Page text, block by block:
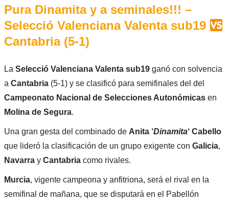
Pura Dinamita y a seminales!!! –
Selecció Valenciana Valenta sub19
Cantabria (5-1)
La Selecció Valenciana Valenta sub19ganó con solvencia
a Cantabria(5-1) y se clasificó para semifinales del del
Campeonato Nacional de Selecciones Autonómicasen
Molina de Segura.
Una gran gesta del combinado de Anita ‘Dinamita‘ Cabello
que lideró la clasificación de un grupo exigente con Galicia,
Navarray Cantabriacomo rivales.
Murcia, vigente campeona y anfitriona, será el rival en la
semifinal de mañana, que se disputará en el Pabellón